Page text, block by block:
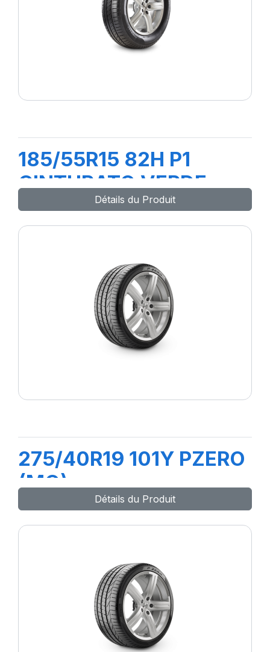
185/55R15 82H P1
CINTURATO VERDE
Détails du Produit
275/40R19 101Y PZERO
(MO)
Détails du Produit